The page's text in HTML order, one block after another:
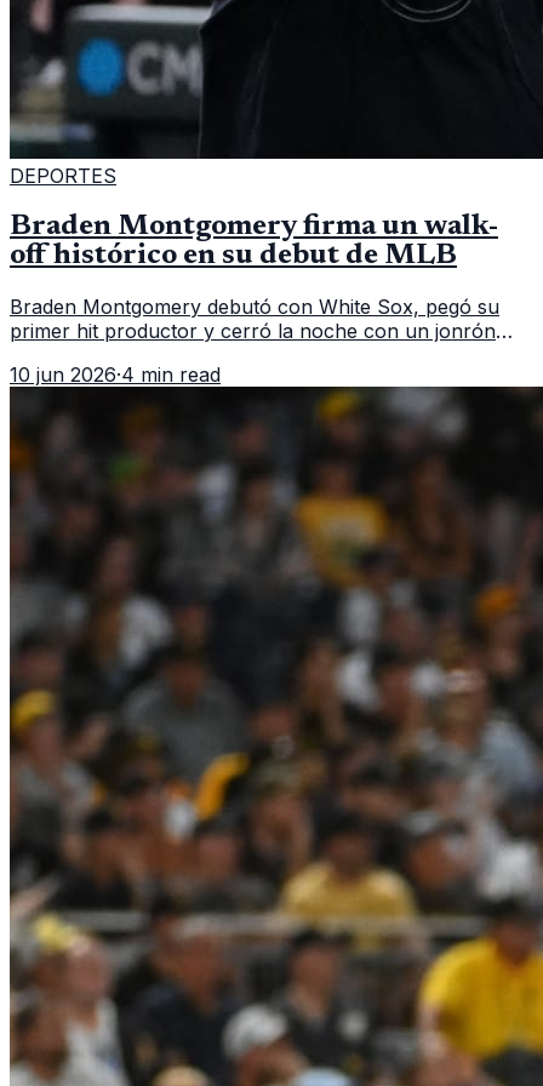
DEPORTES
Braden Montgomery firma un walk-
off histórico en su debut de MLB
Braden Montgomery debutó con White Sox, pegó su
primer hit productor y cerró la noche con un jonrón
caso de este tipo en la historia.
10 jun 2026·4 min read